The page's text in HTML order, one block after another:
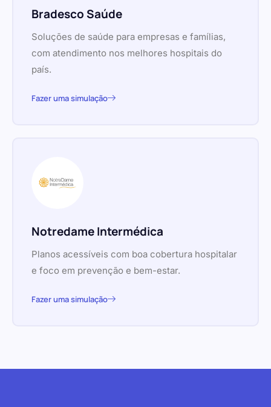
Bradesco Saúde
Soluções de saúde para empresas e famílias,
com atendimento nos melhores hospitais do
país.
Fazer uma simulação
Notredame Intermédica
Planos acessíveis com boa cobertura hospitalar
e foco em prevenção e bem-estar.
Fazer uma simulação